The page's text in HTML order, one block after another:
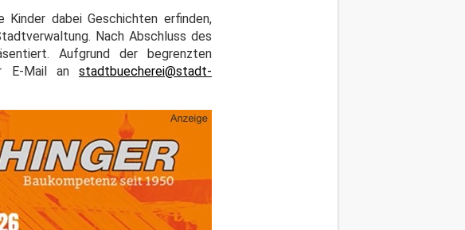
dabei Geschichten erfinden,
Nach Abschluss des
Aufgrund der begrenzten
E-Mail an stadtbuecherei@stadt-